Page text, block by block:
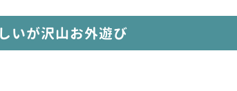
いが沢山お外遊び